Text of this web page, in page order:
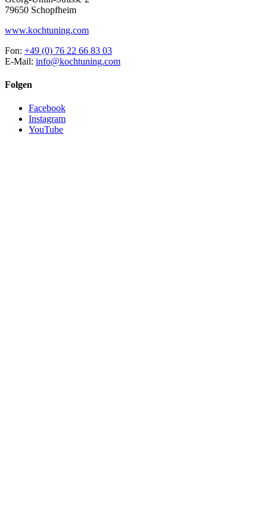
79650 Schopfheim
www.kochtuning.com
Fon: +49 (0) 76 22 66 83 03
E-Mail: info@kochtuning.com
Folgen
Facebook
Instagram
YouTube